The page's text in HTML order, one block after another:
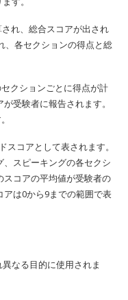
れ、総合スコアが出され
、各セクションの得点と総
クションごとに得点が計
受験者に報告されます。
スコアとして表されます。
、スピーキングの各セクシ
スコアの平均値が受験者の
は0から9までの範囲で表
異なる目的に使用されま